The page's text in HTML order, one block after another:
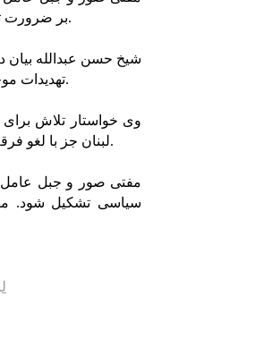
بر ضرورت تمسک به ارزش های همزیستی مسالمت آمیز میان مسلمانان و مسیحیان تاکید کرد.
شیخ حسن عبدالله
تهدیدات موجود به ویژه در رابطه با ملت و دولت و حرکت در مسیر عدل و برابری نیازمند است.
وی خواستار تلاش
لبنان جز با لغو فرقه گرایی سیاسی حل نمی شود و وزارت خانه ها و ادارات ملک شخصی، کسی نیست.
مفتی صور و جبل عامل
سیاسی تشکیل شود.